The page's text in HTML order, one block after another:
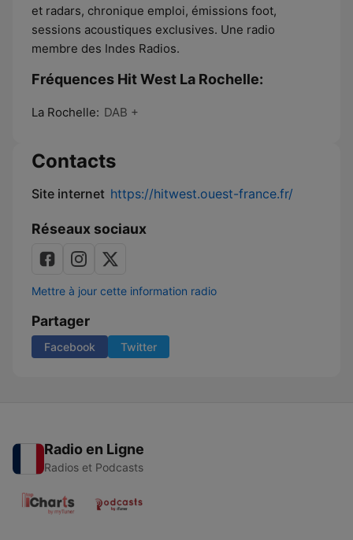
et radars, chronique emploi, émissions foot,
sessions acoustiques exclusives. Une radio
membre des Indes Radios.
Fréquences Hit West La Rochelle:
La Rochelle: DAB +
Contacts
Site internet https://hitwest.ouest-france.fr/
Réseaux sociaux
Mettre à jour cette information radio
Partager
Facebook Twitter
Radio en Ligne
Radios et Podcasts